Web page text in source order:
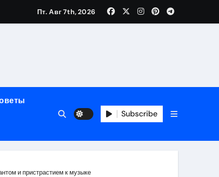
Пт. Авг 7th, 2026
Subscribe
и пристрастием к музыке